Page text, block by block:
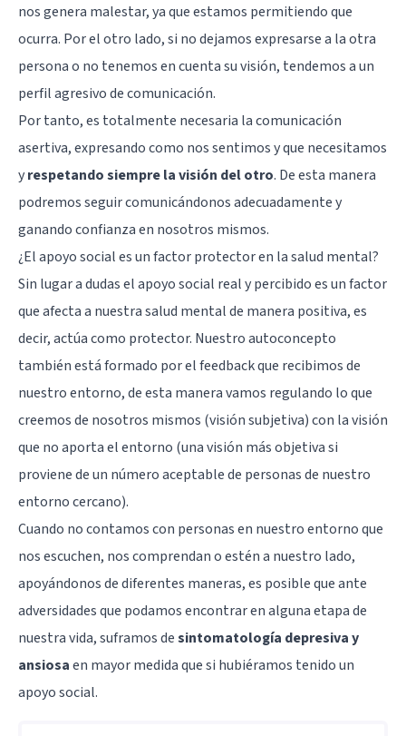
nos genera malestar, ya que estamos permitiendo que
ocurra. Por el otro lado, si no dejamos expresarse a la otra
persona o no tenemos en cuenta su visión, tendemos a un
perfil agresivo de comunicación.
Por tanto, es totalmente necesaria la comunicación
asertiva, expresando como nos sentimos y que necesitamos
yrespetando siempre la visión del otro. De esta manera
podremos seguir comunicándonos adecuadamente y
ganando confianza en nosotros mismos.
¿El apoyo social es un factor protector en la salud mental?
Sin lugar a dudas el apoyo social real y percibido es un factor
que afecta a nuestrasalud mentalde manera positiva, es
decir, actúa como protector. Nuestroautoconcepto
también está formado por el feedback que recibimos de
nuestro entorno, de esta manera vamos regulando lo que
creemos de nosotros mismos (visión subjetiva) con la visión
que no aporta el entorno (una visión más objetiva si
proviene de un número aceptable de personas de nuestro
entorno cercano).
Cuando no contamos con personas en nuestro entorno que
nos escuchen, nos comprendan o estén a nuestro lado,
apoyándonos de diferentes maneras, es posible que ante
adversidades que podamos encontrar en alguna etapa de
nuestra vida, suframos desintomatología depresiva y
ansiosaen mayor medida que si hubiéramos tenido un
apoyo social.